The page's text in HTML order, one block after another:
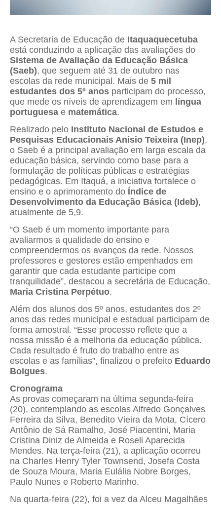
A Secretaria de Educação de Itaquaquecetuba
está conduzindo a aplicação das avaliações do
Sistema de Avaliação da Educação Básica
(Saeb), que seguem até 31 de outubro nas
escolas da rede municipal. Mais de 5 mil
estudantes dos 5º anos participam do processo,
que mede os níveis de aprendizagem em língua
portuguesa e matemática.
Realizado pelo Instituto Nacional de Estudos e
Pesquisas Educacionais Anísio Teixeira (Inep),
o Saeb é a principal avaliação em larga escala da
educação básica, servindo como base para a
formulação de políticas públicas e estratégias
pedagógicas. Em Itaquá, a iniciativa fortalece o
ensino e o aprimoramento do Índice de
Desenvolvimento da Educação Básica (Ideb),
atualmente de 5,9.
“O Saeb é um momento importante para
avaliarmos a qualidade do ensino e
compreendermos os avanços da rede. Nossos
professores e gestores estão empenhados em
garantir que cada estudante participe com
tranquilidade”, destacou a secretária de Educação,
Maria Cristina Perpétuo.
Além dos alunos dos 5º anos, estudantes dos 2º
anos das redes municipal e estadual participam de
forma amostral. “Esse processo reflete que a
nossa missão é a melhoria da educação pública.
Cada resultado é fruto do trabalho entre as
escolas e as famílias”, finalizou o prefeito Eduardo
Boigues.
Cronograma
As provas começaram na última segunda-feira
(20), contemplando as escolas Alfredo Gonçalves
Ferreira da Silva, Benedito Vieira da Mota, Cícero
Antônio de Sá Ramalho, José Piacentini, Maria
Cristina Diniz de Almeida e Roseli Aparecida
Mendes. Na terça-feira (21), a aplicação ocorreu
na Charles Henry Tyler Townsend, Josefa Costa
de Souza Moura, Maria Eulália Nobre Borges,
Paulo Nunes e Roberto Marinho.
Na quarta-feira (22), foi a vez da Alceu Magalhães